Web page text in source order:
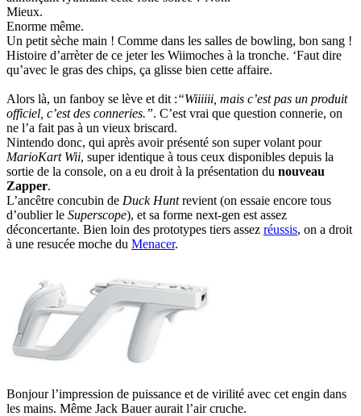
Mieux.
Enorme même.
Un petit sèche main ! Comme dans les salles de bowling, bon sang !
Histoire d’arrèter de ce jeter les Wiimoches à la tronche. ‘Faut dire
qu’avec le gras des chips, ça glisse bien cette affaire.
Alors là, un fanboy se lève et dit :“Wiiiiii, mais c’est pas un produit
officiel, c’est des conneries.”. C’est vrai que question connerie, on
ne l’a fait pas à un vieux briscard.
Nintendo donc, qui après avoir présenté son super volant pour
MarioKart Wii, super identique à tous ceux disponibles depuis la
sortie de la console, on a eu droit à la présentation du nouveau
Zapper.
L’ancêtre concubin de Duck Huntrevient (on essaie encore tous
d’oublier le Superscope), et sa forme next-gen est assez
déconcertante. Bien loin des prototypes tiers assez réussis, on a droit
à une resucée moche du Menacer.
Bonjour l’impression de puissance et de virilité avec cet engin dans
les mains. Même Jack Bauer aurait l’air cruche.